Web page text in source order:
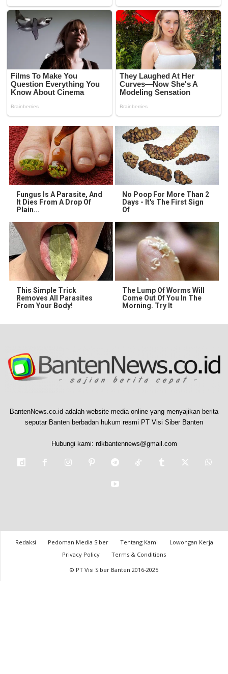
Fungus Is A Parasite, And
It Dies From A Drop Of
Plain...
No Poop For More Than 2
Days - It's The First Sign
Of
This Simple Trick
Removes All Parasites
From Your Body!
The Lump Of Worms Will
Come Out Of You In The
Morning. Try It
BantenNews.co.id adalah website media online yang menyajikan berita
seputar Banten berbadan hukum resmi PT Visi Siber Banten
Hubungi kami: rdkbantennews@gmail.com
Redaksi Pedoman Media Siber Tentang Kami
Lowongan Kerja
Privacy Policy
Terms & Conditions
© PT Visi Siber Banten 2016-2025